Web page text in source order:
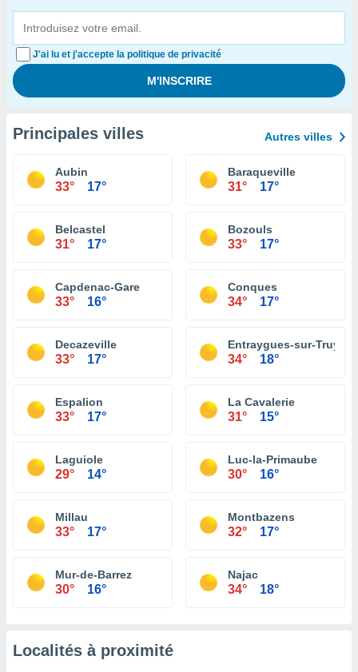
J'ai lu et j'accepte la politique de privacité
Principales villes Autres villes
Aubin
33° 17°
Baraqueville
31° 17°
Belcastel
31° 17°
Bozouls
33° 17°
Capdenac-Gare
33° 16°
Conques
34° 17°
Decazeville
33° 17°
Entraygues-sur-Truyère
34° 18°
Espalion
33° 17°
La Cavalerie
31° 15°
Laguiole
29° 14°
Luc-la-Primaube
30° 16°
Millau
33° 17°
Montbazens
32° 17°
Mur-de-Barrez
30° 16°
Najac
34° 18°
Localités à proximité